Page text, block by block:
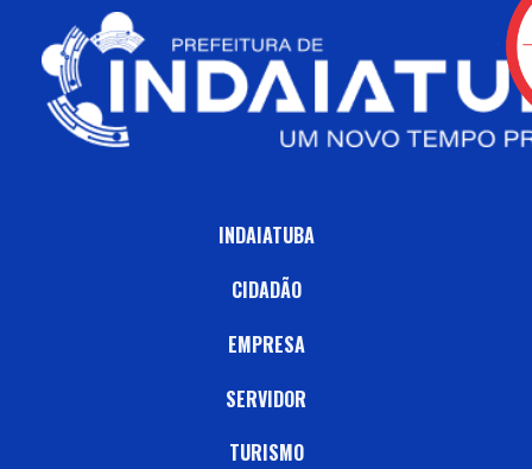
INDAIATUBA
CIDADÃO
EMPRESA
SERVIDOR
TURISMO